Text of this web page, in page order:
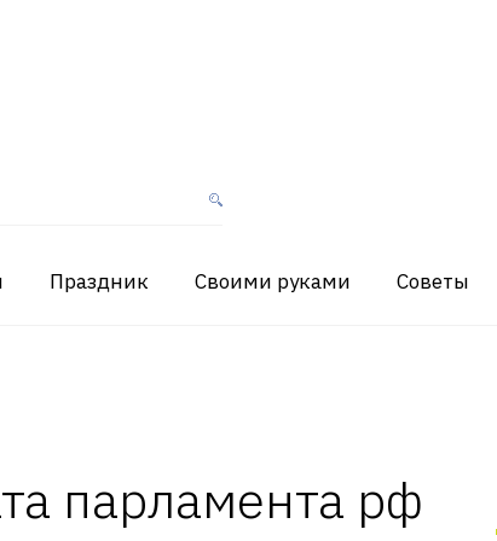
Праздник Своими руками Советы
парламента рф